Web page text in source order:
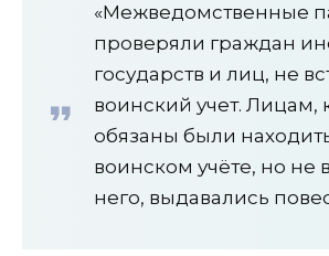
«Межведомственные
проверяли граждан
государств и лиц, не
воинский учет. Лицам,
обязаны были
воинском учёте, но не
него, выдавались